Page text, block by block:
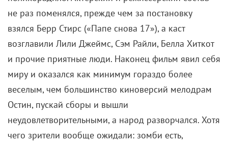
не раз поменялся, прежде чем за постановку
взялся Берр Стирс («Папе снова 17»), а каст
возглавили Лили Джеймс, Сэм Райли, Белла Хиткот
и прочие приятные люди. Наконец фильм явил себя
миру и оказался как минимум гораздо более
веселым, чем большинство киноверсий мелодрам
Остин, пускай сборы и вышли
неудовлетворительными, а народ разворчался. Хотя
чего зрители вообще ожидали: зомби есть,